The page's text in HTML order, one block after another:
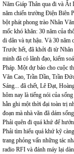
Năm Giáp Thân qua đi và Ất
năm chiến trường Điện Biên
bột phát phong trào Nhân
mốc khó khăn: 30 năm của
di dân và tụt hậu. Và 30 năm
Trước hết, đã khởi đi từ
minh đã có lãnh đạo, kiểm
Pháp. Một dự báo cho cuộc
Văn Cao, Trần Dần, Trần
Sáng... đã chết, Lê Đạt,
hôm nay là tiếng nói của
hằn ghi một thời đại toàn trị
đoạn mà nhà văn đã dám
Phải quên đi quá khứ để
Phải tìm hiểu quá khứ kỹ
trang phỏng vấn những tác
radio RFI và đánh máy lại